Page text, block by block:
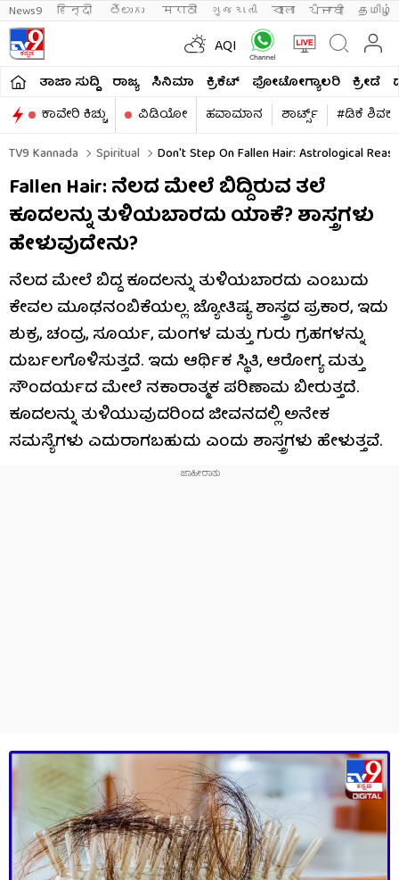
News9 हिन्दी తెలుగు मराठी ગુજરાતી বাংলা ਪੰਜਾਬੀ தமிழ்
AQI
ತಾಜಾ ಸುದ್ದಿ ರಾಜ್ಯ ಸಿನಿಮಾ ಕ್ರಿಕೆಟ್​ ಫೋಟೋಗ್ಯಾಲರಿ ಕ್ರೀಡೆ
ಕಾವೇರಿ ಕಿಚ್ಚು
ವಿಡಿಯೋ ಹವಾಮಾನ ಶಾರ್ಟ್ಸ್​
#ಡಿಕೆ
TV9 Kannada
Spiritual Don't Step On Fallen Hair: Astrological
Fallen Hair: ನೆಲದ ಮೇಲೆ ಬಿದ್ದಿರುವ ತಲೆ
ಕೂದಲನ್ನು ತುಳಿಯಬಾರದು ಯಾಕೆ? ಶಾಸ್ತ್ರಗಳು
ಹೇಳುವುದೇನು?
ನೆಲದ ಮೇಲೆ ಬಿದ್ದ ಕೂದಲನ್ನು ತುಳಿಯಬಾರದು ಎಂಬುದು
ಕೇವಲ ಮೂಢನಂಬಿಕೆಯಲ್ಲ. ಜ್ಯೋತಿಷ್ಯ ಶಾಸ್ತ್ರದ ಪ್ರಕಾರ, ಇದು
ಶುಕ್ರ, ಚಂದ್ರ, ಸೂರ್ಯ, ಮಂಗಳ ಮತ್ತು ಗುರು ಗ್ರಹಗಳನ್ನು
ದುರ್ಬಲಗೊಳಿಸುತ್ತದೆ. ಇದು ಆರ್ಥಿಕ ಸ್ಥಿತಿ, ಆರೋಗ್ಯ ಮತ್ತು
ಸೌಂದರ್ಯದ ಮೇಲೆ ನಕಾರಾತ್ಮಕ ಪರಿಣಾಮ ಬೀರುತ್ತದೆ.
ಕೂದಲನ್ನು ತುಳಿಯುವುದರಿಂದ ಜೀವನದಲ್ಲಿ ಅನೇಕ
ಸಮಸ್ಯೆಗಳು ಎದುರಾಗಬಹುದು ಎಂದು ಶಾಸ್ತ್ರಗಳು ಹೇಳುತ್ತವೆ.